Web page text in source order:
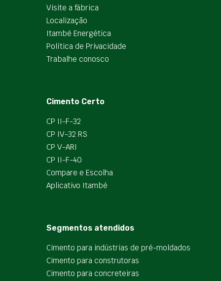
Visite a fábrica
Localização
Itambé Energética
Política de Privacidade
Trabalhe conosco
Cimento Certo
CP II-F-32
CP IV-32 RS
CP V-ARI
CP II-F-40
Compare e Escolha
Aplicativo Itambé
Segmentos atendidos
Cimento para indústrias de pré-moldados
Cimento para construtoras
Cimento para concreteiras